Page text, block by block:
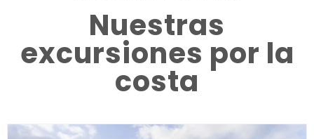
Nuestras
excursiones por la
costa